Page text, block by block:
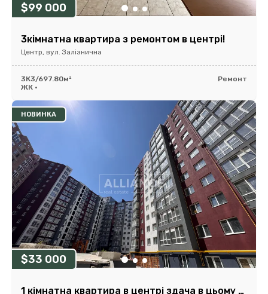
$99 000
3кімнатна квартира з ремонтом в центрі!
Центр, вул. Залізнична
3К3/697.80м²
Ремонт
ЖК •
НОВИНКА
$33 000
1 кімнатна квартира в центрі здача в цьому році